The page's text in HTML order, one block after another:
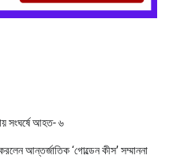
সংঘর্ষে আহত- ৬
আন্তর্জাতিক ‘গোল্ডেন কীস’ সম্মাননা